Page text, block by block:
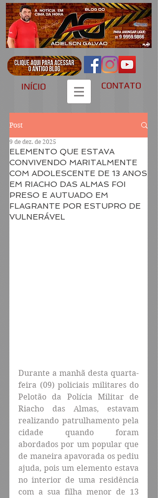
INÍCIO CONTATO
Post
ELEMENTO QUE ESTAVA
CONVIVENDO MARITALMENTE
COM ADOLESCENTE DE 13 ANOS
EM RIACHO DAS ALMAS FOI
PRESO E AUTUADO EM
FLAGRANTE POR ESTUPRO DE
VULNERÁVEL
9 de dez. de 2025
Durante a manhã desta quarta-
feira (09) policiais militares do
Pelotão da Polícia Militar de
Riacho das Almas, estavam
realizando patrulhamento pela
cidade quando foram
abordados por um popular que
de maneira apavorada os pediu
ajuda, pois um elemento estava
no interior de uma residência
com a sua filha menor de 13